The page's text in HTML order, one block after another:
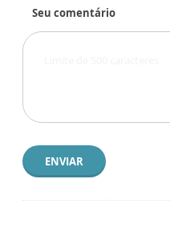
Seu comentário
ENVIAR